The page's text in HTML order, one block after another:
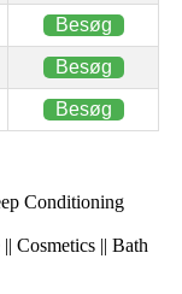
Besøg
Besøg
Besøg
Conditioning
Cosmetics || Bath